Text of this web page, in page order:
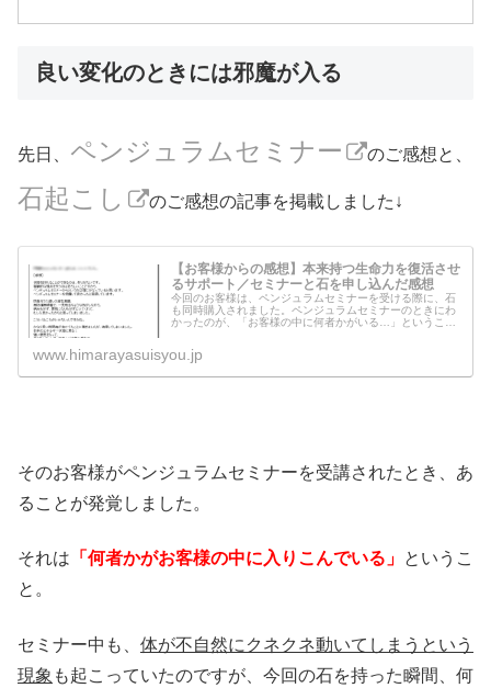
良い変化のときには邪魔が入る
先日、 ペンジュラムセミナー のご感想と、
石起こし のご感想の記事を掲載しました↓
【お客様からの感想】本来持つ生命力を復活させ
るサポート／セミナーと石を申し込んだ感想
今回のお客様は、ペンジュラムセミナーを受ける際に、石
も同時購入されました。ペンジュラムセミナーのときにわ
かったのが、「お客様の中に何者かがいる…」ということ
www.himarayasuisyou.jp
そのお客様がペンジュラムセミナーを受講されたとき、あ
ることが発覚しました。
それは 「何者かがお客様の中に入りこんでいる」 というこ
と。
セミナー中も、 体が不自然にクネクネ動いてしまうという
現象 も起こっていたのですが、今回の石を持った瞬間、何